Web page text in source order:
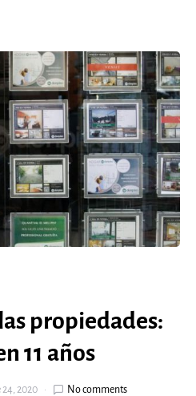
propiedades:
11 años
2020 No comments